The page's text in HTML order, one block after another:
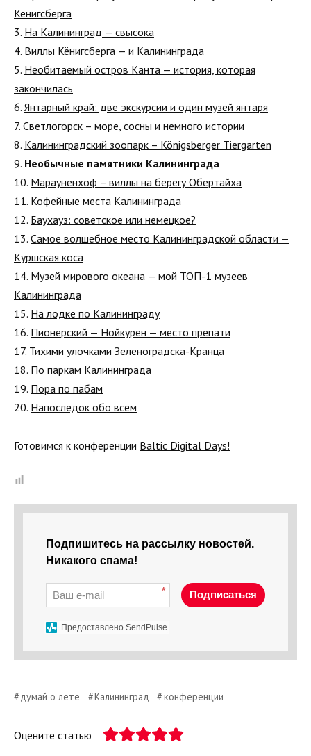
Кёнигсберга
3. На Калининград — свысока
4. Виллы Кёнигсберга — и Калининграда
5. Необитаемый остров Канта — история, которая
закончилась
6. Янтарный край: две экскурсии и один музей янтаря
7. Светлогорск – море, сосны и немного истории
8. Калининградский зоопарк – Königsberger Tiergarten
9. Необычные памятники Калининграда
10. Марауненхоф – виллы на берегу Обертайха
11. Кофейные места Калининграда
12. Баухауз: советское или немецкое?
13. Самое волшебное место Калининградской области —
Куршская коса
14. Музей мирового океана — мой ТОП-1 музеев
Калининграда
15. На лодке по Калининграду
16. Пионерский — Нойкурен — место препати
17. Тихими улочками Зеленоградска-Кранца
18. По паркам Калининграда
19. Пора по пабам
20. Напоследок обо всём
Готовимся к конференции Baltiс Digital Days!
Подпишитесь на рассылку новостей.
Никакого спама!
* Подписаться
Предоставлено SendPulse
думай о лете Калининград конференции
Оцените статью